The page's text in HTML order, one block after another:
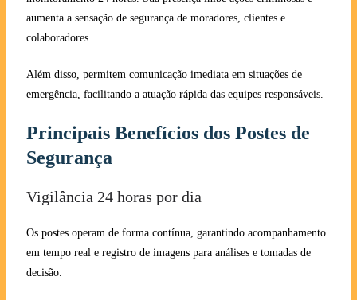
aumenta a sensação de segurança de moradores, clientes e
colaboradores.
Além disso, permitem comunicação imediata em situações de
emergência, facilitando a atuação rápida das equipes responsáveis.
Principais Benefícios dos Postes de
Segurança
Vigilância 24 horas por dia
Os postes operam de forma contínua, garantindo acompanhamento
em tempo real e registro de imagens para análises e tomadas de
decisão.